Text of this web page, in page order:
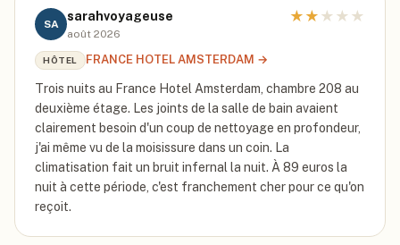
SA
sarahvoyageuse
août 2026
★ ★ ★ ★ ★
HÔTEL FRANCE HOTEL AMSTERDAM →
Trois nuits au France Hotel Amsterdam, chambre 208 au
deuxième étage. Les joints de la salle de bain avaient
clairement besoin d'un coup de nettoyage en profondeur,
j'ai même vu de la moisissure dans un coin. La
climatisation fait un bruit infernal la nuit. À 89 euros la
nuit à cette période, c'est franchement cher pour ce qu'on
reçoit.